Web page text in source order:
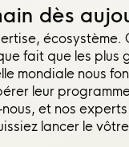
dès
écosystème.
fait que les plus
mondiale nous
leur
et nos
lancer le